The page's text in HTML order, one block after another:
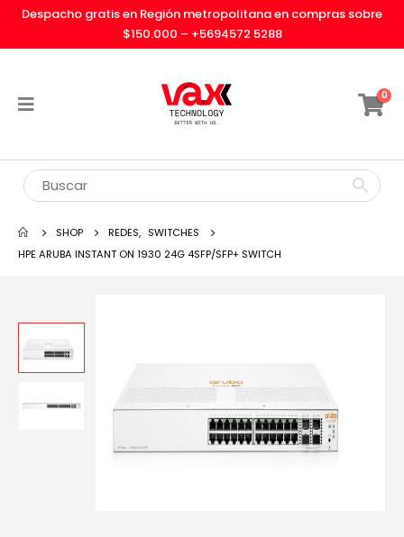
Despacho gratis en Región metropolitana en compras sobre
$150.000 – +5694572 5288
0
SHOP REDES, SWITCHES
HPE ARUBA INSTANT ON 1930 24G 4SFP/SFP+ SWITCH